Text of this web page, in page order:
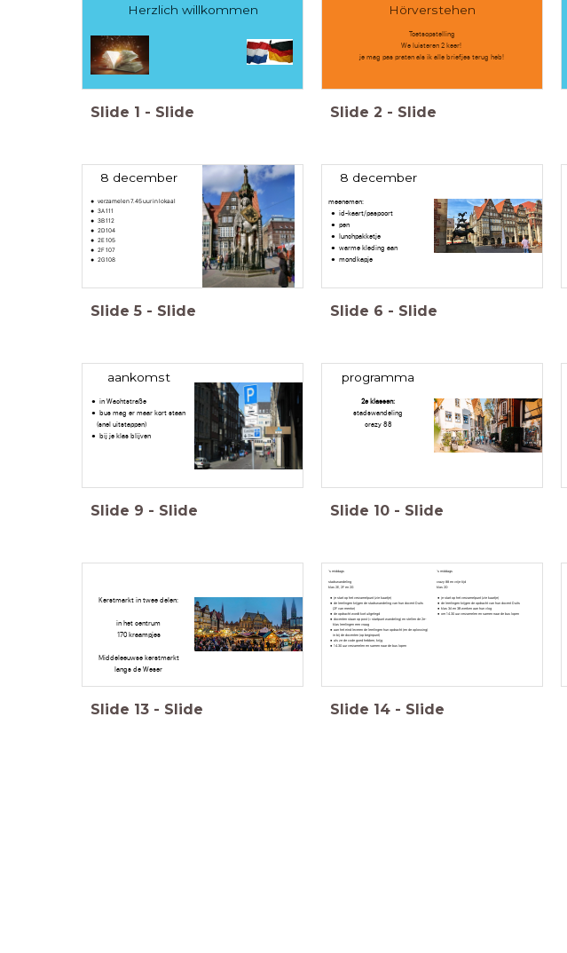
Herzlich willkommen
Slide 1 - Slide
Hörverstehen
Toetsopstelling
We luisteren 2 keer!
je mag pas praten als ik alle briefjes terug heb!
Slide 2 - Slide
8 december
verzamelen 7.45 uur in lokaal
3A 111
3B 112
2D 104
2E 105
2F 107
2G 108
Slide 5 - Slide
8 december
meenemen:
id-kaart/paspoort
pen
lunchpakketje
warme kleding aan
mondkapje
Slide 6 - Slide
aankomst
in Wachtstraße
bus mag er maar kort staan
(snel uitstappen)
bij je klas blijven
Slide 9 - Slide
programma
2e klassen:
stadswandeling
crazy 88
Slide 10 - Slide
Kerstmarkt in twee delen:
in het centrum
170 kraampjes
Middeleeuwse kerstmarkt
langs de Weser
Slide 13 - Slide
's middags
stadswandeling
klas 2E, 2F en 2G
je start op het verzamelpunt (zie kaartje)
de leerlingen krijgen de stadswandeling van hun docent Duits
(2F van mentor)
de opdracht wordt kort uitgelegd
docenten staan op post (= startpunt wandeling) en stellen de 2e-
klas leerlingen een vraag
aan het eind leveren de leerlingen hun opdracht (en de oplossing)
in bij de docenten (op beginpunt)
als ze de code goed hebben, krijg
14.30 uur verzamelen en samen naar de bus lopen
's middags
crazy 88 en vrije tijd
klas 2D
je start op het verzamelpunt (zie kaartje)
de leerlingen krijgen de opdracht van hun docent Duits
klas 3A en 3B werken aan hun vlog
om 14.30 uur verzamelen en samen naar de bus lopen
Slide 14 - Slide